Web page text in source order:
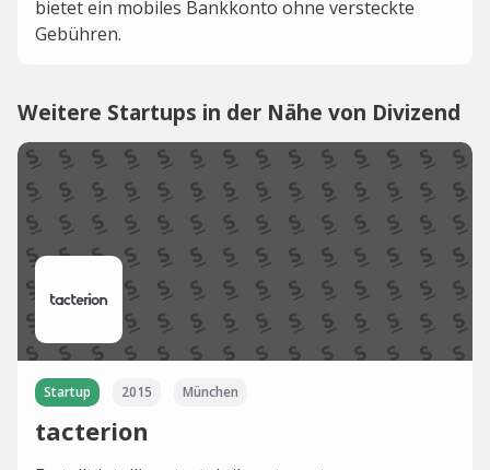
bietet ein mobiles Bankkonto ohne versteckte
Gebühren.
Weitere Startups in der Nähe von Divizend
Startup 2015 München
tacterion